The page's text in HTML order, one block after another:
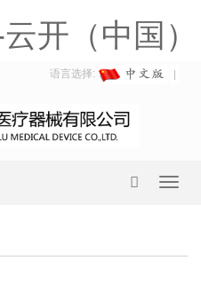
开（中国）
语言选择: